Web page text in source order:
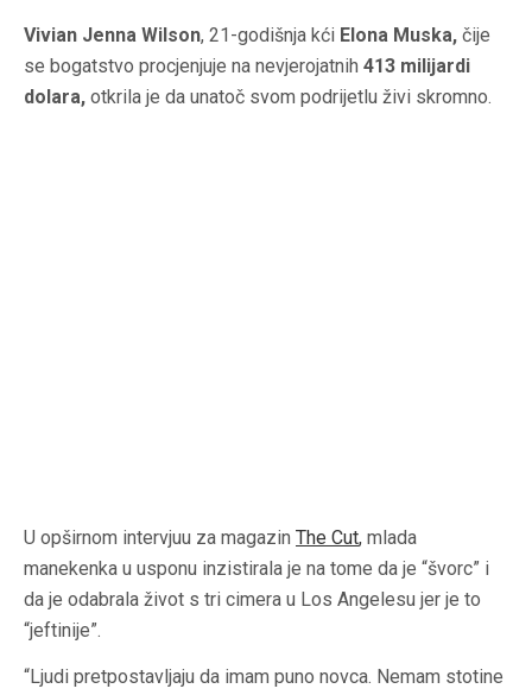
Vivian Jenna Wilson, 21-godišnja kći Elona Muska, čije
se bogatstvo procjenjuje na nevjerojatnih 413 milijardi
dolara, otkrila je da unatoč svom podrijetlu živi skromno.
U opširnom intervjuu za magazin The Cut, mlada
manekenka u usponu inzistirala je na tome da je “švorc” i
da je odabrala život s tri cimera u Los Angelesu jer je to
“jeftinije”.
“Ljudi pretpostavljaju da imam puno novca. Nemam stotine